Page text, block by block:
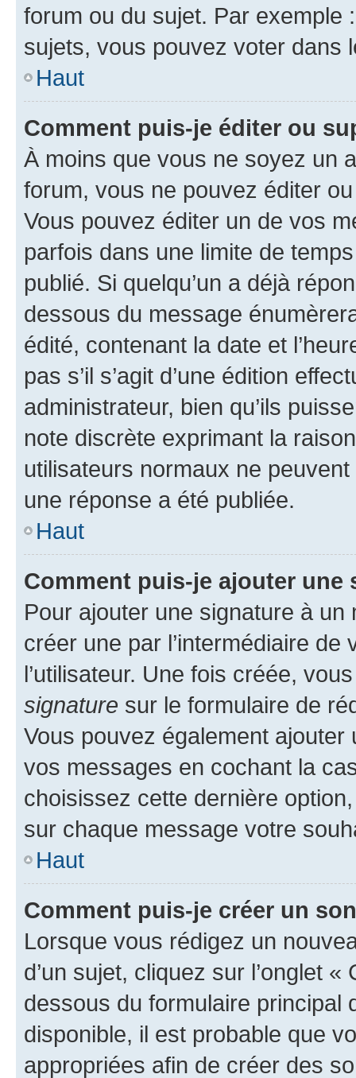
forum ou du sujet. Par exemple
sujets, vous pouvez voter dans
Haut
Comment puis-je éditer ou
À moins que vous ne soyez un
forum, vous ne pouvez éditer
Vous pouvez éditer un de vos
parfois dans une limite de
publié. Si quelqu’un a déjà
dessous du message
édité, contenant la date et
pas s’il s’agit d’une édition
administrateur, bien qu’ils
note discrète exprimant la
utilisateurs normaux ne
une réponse a été publiée.
Haut
Comment puis-je ajouter une
Pour ajouter une signature à un
créer une par l’intermédiaire
l’utilisateur. Une fois créée,
signature sur le formulaire de
Vous pouvez également
vos messages en cochant la
choisissez cette dernière
sur chaque message votre
Haut
Comment puis-je créer un
Lorsque vous rédigez un
d’un sujet, cliquez sur l’onglet
dessous du formulaire principal
disponible, il est probable que
appropriées afin de créer des